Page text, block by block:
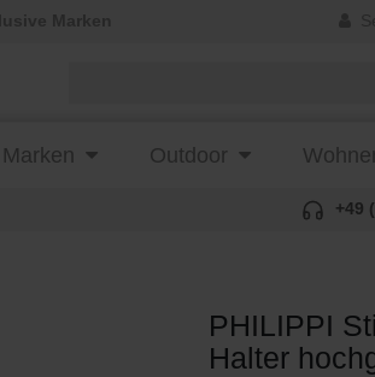
Marken Outdoor
+49
PHILIPPI
Halter